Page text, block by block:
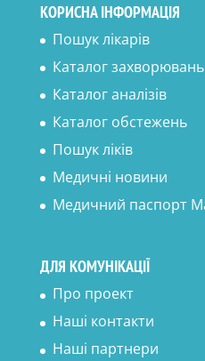
КОРИСНА ІНФОРМАЦІЯ
Пошук лікарів
Каталог захворювань
Каталог аналізів
Каталог обстежень
Пошук ліків
Медичні новини
Медичний паспорт
ДЛЯ КОМУНІКАЦІЇ
Про проект
Наші контакти
Наші партнери